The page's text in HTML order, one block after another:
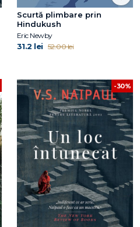
Scurtă plimbare prin
Hindukush
Eric Newby
31.2 lei 52.00 lei
-30%